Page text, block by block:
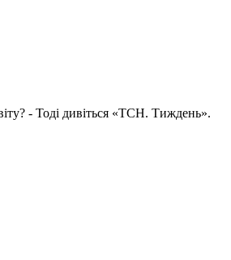
- Тоді дивіться «ТСН. Тиждень».